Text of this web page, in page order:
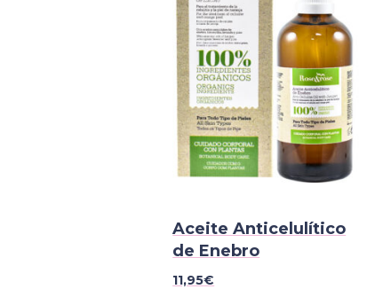
Aceite Anticelulítico
de Enebro
11,95€